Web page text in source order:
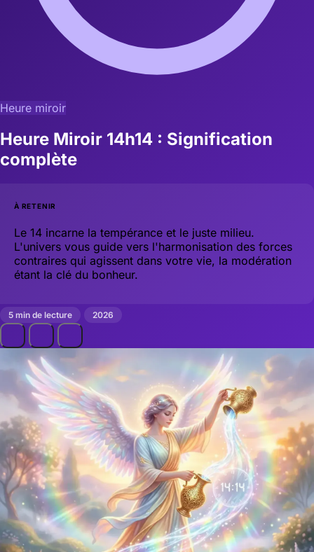
Heure miroir
Heure Miroir 14h14 : Signification
complète
À RETENIR
Le 14 incarne la tempérance et le juste milieu.
L'univers vous guide vers l'harmonisation des forces
contraires qui agissent dans votre vie, la modération
étant la clé du bonheur.
5 min de lecture 2026